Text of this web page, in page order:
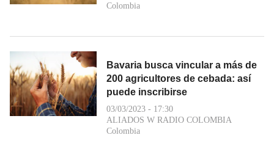
Colombia
Bavaria busca vincular a más de
200 agricultores de cebada: así
puede inscribirse
03/03/2023 - 17:30
ALIADOS W RADIO COLOMBIA
Colombia